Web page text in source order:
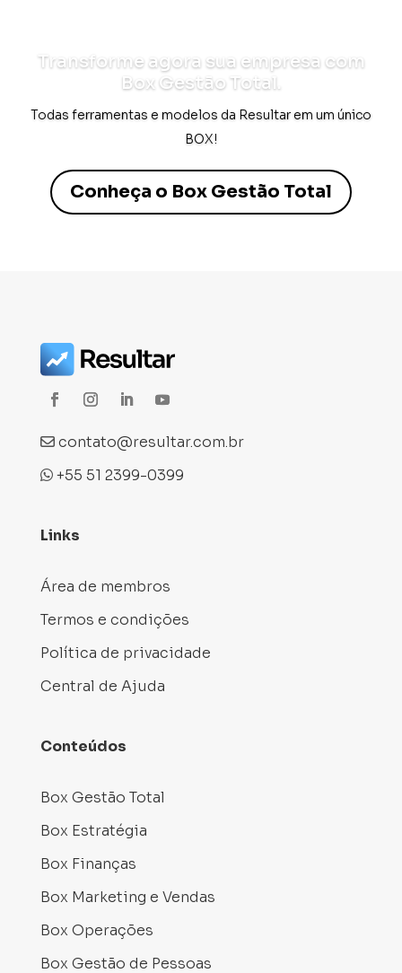
Transforme agora sua empresa com
Box Gestão Total.
Todas ferramentas e modelos da Resultar em um único
BOX!
Conheça o Box Gestão Total
contato@resultar.com.br
+55 51 2399-0399
Links
Área de membros
Termos e condições
Política de privacidade
Central de Ajuda
Conteúdos
Box Gestão Total
Box Estratégia
Box Finanças
Box Marketing e Vendas
Box Operações
Box Gestão de Pessoas